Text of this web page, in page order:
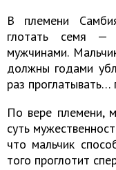
В племени
глотать семя —
мужчинами.
должны годами
раз проглатывать…
По вере племени,
суть
что мальчик
того проглотит